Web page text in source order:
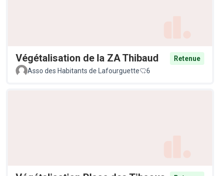
Végétalisation de la ZA Thibaud
Retenue
Asso des Habitants de Lafourguette
6